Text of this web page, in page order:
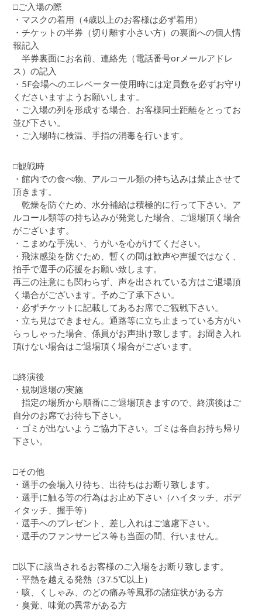
□ご入場の際
・マスクの着用（4歳以上のお客様は必ず着用）
・チケットの半券（切り離す小さい方）の裏面への個人情
報記入
半券裏面にお名前、連絡先（電話番号orメールアドレ
ス）の記入
・5F会場へのエレベーター使用時には定員数を必ずお守り
くださいますようお願いします。
・ご入場の列を形成する場合、お客様同士距離をとってお
並び下さい。
・ご入場時に検温、手指の消毒を行います。
□観戦時
・館内での食べ物、アルコール類の持ち込みは禁止させて
頂きます。
乾燥を防ぐため、水分補給は積極的に行って下さい。ア
ルコール類等の持ち込みが発覚した場合、ご退場頂く場合
がございます。
・こまめな手洗い、うがいを心がけてください。
・飛沫感染を防ぐため、暫くの間は歓声や声援ではなく、
拍手で選手の応援をお願い致します。
再三の注意にも関わらず、声を出されている方はご退場頂
く場合がございます。予めご了承下さい。
・必ずチケットに記載してあるお席でご観戦下さい。
・立ち見はできません。通路等に立ち止まっている方がい
らっしゃった場合、係員がお声掛け致します。お聞き入れ
頂けない場合はご退場頂く場合がございます。
□終演後
・規制退場の実施
指定の場所から順番にご退場頂きますので、終演後はご
自分のお席でお待ち下さい。
・ゴミが出ないようご協力下さい。ゴミは各自お持ち帰り
下さい。
□その他
・選手の会場入り待ち、出待ちはお断り致します。
・選手に触る等の行為はお止め下さい（ハイタッチ、ボデ
ィタッチ、握手等）
・選手へのプレゼント、差し入れはご遠慮下さい。
・選手のファンサービス等も当面の間、行いません。
□以下に該当されるお客様のご入場をお断り致します。
・平熱を越える発熱（37.5℃以上）
・咳、くしゃみ、のどの痛み等風邪の諸症状がある方
・臭覚、味覚の異常がある方